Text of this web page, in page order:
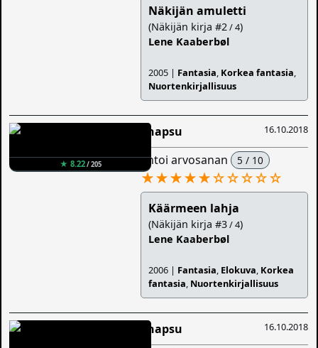
Näkijän amuletti
(Näkijän kirja #2 / 4)
Lene Kaaberbøl
2005 | Fantasia, Korkea fantasia,
Nuortenkirjallisuus
★ 8.22/ 205
16.10.2018
Snapsu
antoi arvosanan 5 / 10
★★★★★☆☆☆☆☆
Käärmeen lahja
(Näkijän kirja #3/ 4)
Lene Kaaberbøl
2006 | Fantasia, Elokuva, Korkea
fantasia, Nuortenkirjallisuus
16.10.2018
Snapsu